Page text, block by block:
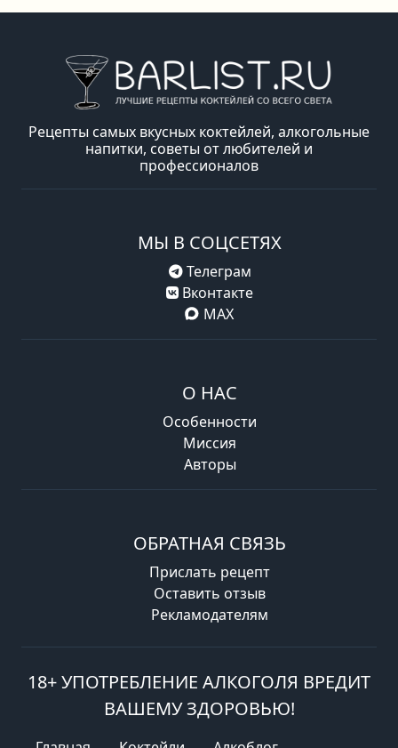
Рецепты самых вкусных коктейлей, алкогольные
напитки, советы от любителей и
профессионалов
МЫ В СОЦСЕТЯХ
Телеграм
Вконтакте
MAX
О НАС
Особенности
Миссия
Авторы
ОБРАТНАЯ СВЯЗЬ
Прислать рецепт
Оставить отзыв
Рекламодателям
18+ УПОТРЕБЛЕНИЕ АЛКОГОЛЯ ВРЕДИТ
ВАШЕМУ ЗДОРОВЬЮ!